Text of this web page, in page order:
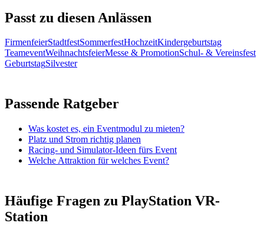
Passt zu diesen Anlässen
FirmenfeierStadtfestSommerfestHochzeitKindergeburtstag
TeameventWeihnachtsfeierMesse & PromotionSchul- & Vereinsfest
GeburtstagSilvester
Passende Ratgeber
Was kostet es, ein Eventmodul zu mieten?
Platz und Strom richtig planen
Racing- und Simulator-Ideen fürs Event
Welche Attraktion für welches Event?
Häufige Fragen zu PlayStation VR-
Station